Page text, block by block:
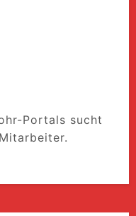
Portals sucht